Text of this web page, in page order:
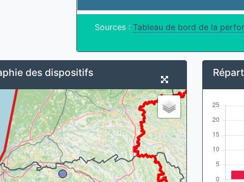
Sources : Tableau de bord de la
des dispositifs